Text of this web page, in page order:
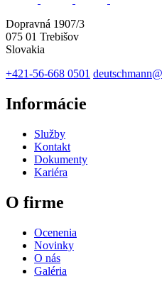
Dopravná 1907/3
075 01 Trebišov
Slovakia
+421-56-668 0501
Informácie
Služby
Kontakt
Dokumenty
Kariéra
O firme
Ocenenia
Novinky
O nás
Galéria